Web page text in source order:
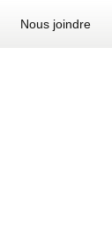
Nous joindre